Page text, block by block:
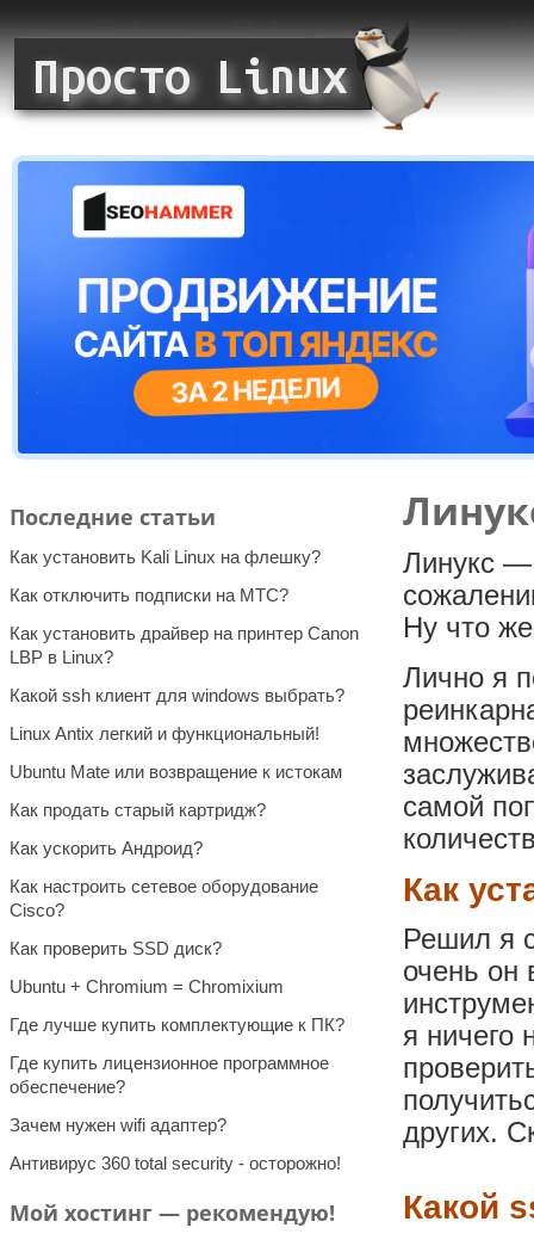
Линукс —
Ну что
Лично я
самой
Как
Решил я
очень он
я ничего
других.
Какой
Последние статьи
Как установить Kali Linux на флешку?
Как отключить подписки на МТС?
Как установить драйвер на принтер Canon
LBP в Linux?
Какой ssh клиент для windows выбрать?
Linux Antix легкий и функциональный!
Ubuntu Mate или возвращение к истокам
Как продать старый картридж?
Как ускорить Андроид?
Как настроить сетевое оборудование
Cisco?
Как проверить SSD диск?
Ubuntu + Chromium = Chromixium
Где лучше купить комплектующие к ПК?
Где купить лицензионное программное
обеспечение?
Зачем нужен wifi адаптер?
Антивирус 360 total security - осторожно!
Мой хостинг — рекомендую!